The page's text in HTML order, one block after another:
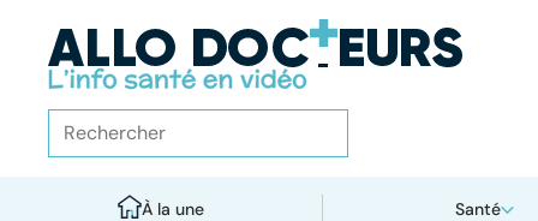
À la une Santé